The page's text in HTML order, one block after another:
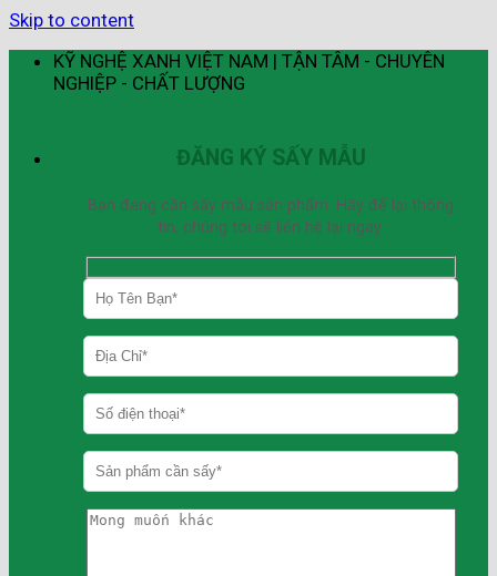
Skip to content
KỸ NGHỆ XANH VIỆT NAM | TẬN TÂM - CHUYÊN
NGHIỆP - CHẤT LƯỢNG
ĐĂNG KÝ SẤY MẪU
Bạn đang cần sấy mẫu sản phẩm. Hãy để lại thông
tin, chúng tôi sẽ liên hệ lại ngay.